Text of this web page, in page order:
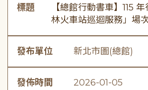
標題
【總館行動書車】115
林火車站巡迴服務」場
發布單位 新北市圖(總館)
發佈時間 2026-01-05